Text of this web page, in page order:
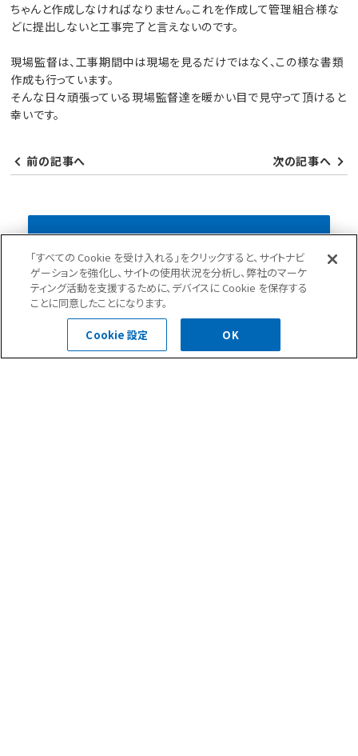
ちゃんと作成しなければなりません。これを作成して管理組合様な
どに提出しないと工事完了と言えないのです。
現場監督は、工事期間中は現場を見るだけではなく、この様な書類
作成も行っています。
そんな日々頑張っている現場監督達を暖かい目で見守って頂けると
幸いです。
前の記事へ 次の記事へ
現場ブログ一覧へ
ニュース(35) 現場ブログ(284)
「すべての Cookie を受け入れる」をクリックすると、サイトナビ
ゲーションを強化し、サイトの使用状況を分析し、弊社のマーケ
ティング活動を支援するために、デバイスに Cookie を保存する
ことに同意したことになります。
Cookie 設定 OK